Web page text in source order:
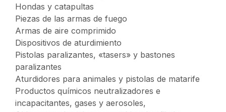
Hondas y catapultas
Piezas de las armas de fuego
Armas de aire comprimido
Dispositivos de aturdimiento
Pistolas paralizantes, «tasers» y bastones
paralizantes
Aturdidores para animales y pistolas de matarife
Productos químicos neutralizadores e
incapacitantes, gases y aerosoles,